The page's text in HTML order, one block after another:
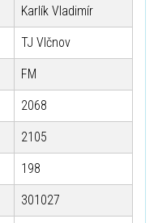
Karlík Vladimír
TJ Vlčnov
FM
2068
2105
198
301027